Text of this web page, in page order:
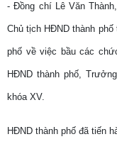
- Đồng chí Lê Văn
Chủ tịch HĐND thành
phố về việc bầu các
HĐND thành phố,
khóa XV.
HĐND thành phố đã tiến